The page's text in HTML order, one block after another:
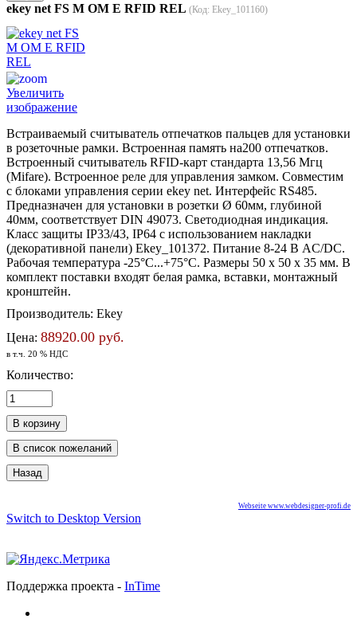
ekey net FS M OM E RFID REL (Код: Ekey_101160)
Увеличить
изображение
Встраиваемый считыватель отпечатков пальцев для установки
в розеточные рамки. Встроенная память на200 отпечатков.
Встроенный считыватель RFID-карт стандарта 13,56 Мгц
(Mifare). Встроенное реле для управления замком. Совместим
с блоками управления серии ekey net. Интерфейс RS485.
Предназначен для установки в розетки Ø 60мм, глубиной
40мм, соответствует DIN 49073. Светодиодная индикация.
Класс защиты IP33/43, IP64 с использованием накладки
(декоративной панели) Ekey_101372. Питание 8-24 В AC/DC.
Рабочая температура -25°C...+75°C. Размеры 50 x 50 x 35 мм. В
комплект поставки входят белая рамка, вставки, монтажный
кронштейн.
Производитель: Ekey
Цена: 88920.00 руб.
в т.ч. 20 % НДС
Количество:
Webseite www.webdesigner-profi.de
Switch to Desktop Version
Поддержка проекта - InTime